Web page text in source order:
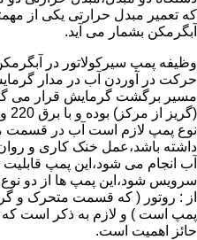
که تعمیر مبدل حرارتی یکی از
آبگرمکن بشمار می آید.
وظیفه پمپ سیرکولاتور در
حرکت در آوردن آب در مدار
مسیر برگشت گرمایش قرار می
نوع پمپ لازم است آب در قسمت
داشته باشد،عمل خنک کاری و
آب انجام می شود،این پمپ قابلیت
سرویس شود،این پمپ ها از دو
از : روتور ( که قسمت متحرک و
پمپ است ) و لازم به ذکر است که
حائز اهمیت است.